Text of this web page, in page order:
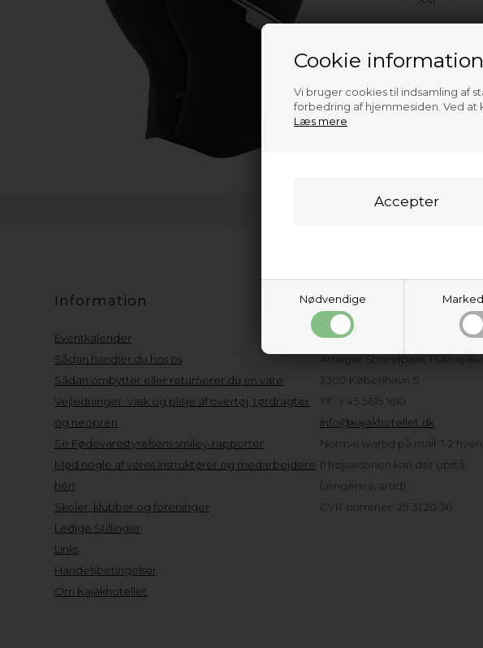
Cookie information
Vi bruger cookies til indsamling af
forbedring af hjemmesiden. Ved
Læs mere
Nødvendige
Information
Eventkalender
Sådan handler du hos os
Sådan ombytter eller returnerer du en vare
Vejledninger: Vask og pleje af overtøj, tørdragter
og neopren
Se Fødevarestyrelsens smiley-rapporter
Mød nogle af vores instruktører og medarbejdere
hér!
Skoler, klubber og foreninger
Ledige Stillinger
Links
Handelsbetingelser
Om Kajakhotellet
Kundeservice
Kajakhotellet ApS
Amager Strandpark,
2300 København S
Tlf.: + 45 3615 1610
info@kajakhotellet.dk
Normal svartid på mail: 1-2
(I højsæsonen kan der opstå
længere svartid)
CVR-nummer: 29 31 20 36